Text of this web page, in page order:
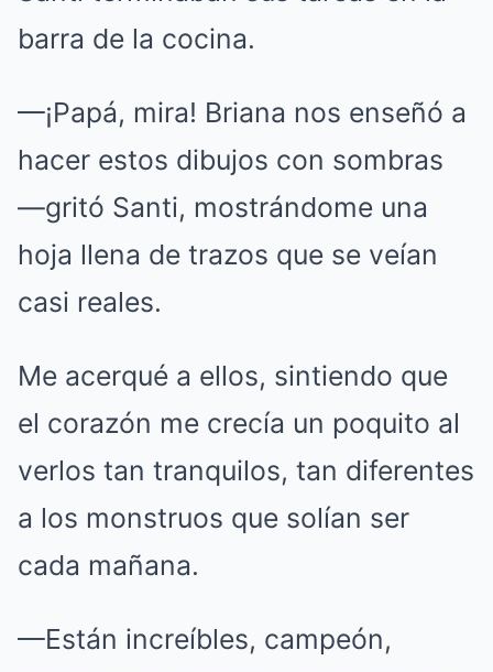
barra de la cocina.
—¡Papá, mira! Briana nos enseñó a
hacer estos dibujos con sombras
—gritó Santi, mostrándome una
hoja llena de trazos que se veían
casi reales.
Me acerqué a ellos, sintiendo que
el corazón me crecía un poquito al
verlos tan tranquilos, tan diferentes
a los monstruos que solían ser
cada mañana.
—Están increíbles, campeón,